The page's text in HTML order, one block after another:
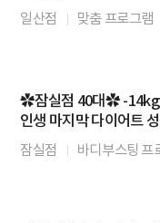
일산점 맞춤 프로그램
✿잠실점 40대✿ -14kg
인생 마지막 다이어트
잠실점 바디부스팅 프